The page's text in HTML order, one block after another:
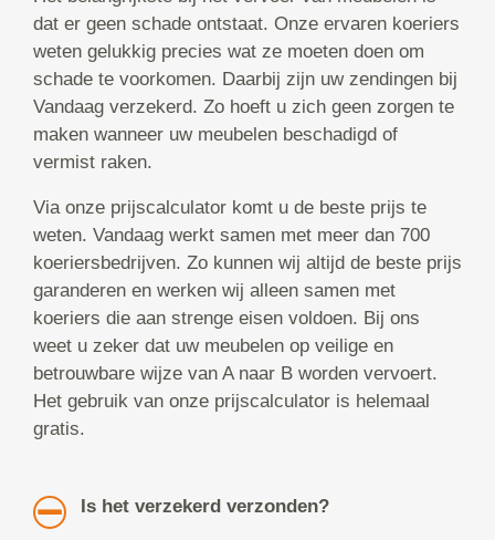
dat er geen schade ontstaat. Onze ervaren koeriers
weten gelukkig precies wat ze moeten doen om
schade te voorkomen. Daarbij zijn uw zendingen bij
Vandaag verzekerd. Zo hoeft u zich geen zorgen te
maken wanneer uw meubelen beschadigd of
vermist raken.
Via onze prijscalculator komt u de beste prijs te
weten. Vandaag werkt samen met meer dan 700
koeriersbedrijven. Zo kunnen wij altijd de beste prijs
garanderen en werken wij alleen samen met
koeriers die aan strenge eisen voldoen. Bij ons
weet u zeker dat uw meubelen op veilige en
betrouwbare wijze van A naar B worden vervoert.
Het gebruik van onze prijscalculator is helemaal
gratis.
Is het verzekerd verzonden?